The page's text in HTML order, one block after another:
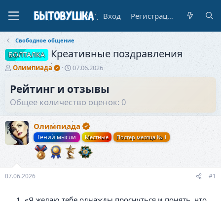
Вход Регистрация
Свободное общение
БОЛТАЛКА Креативные поздравления
А
т
р
е
м
ы
Олимпиада
Д
т
а
н
ч
а
л
а
07.06.2026
Рейтинг и отзывы
Общее количество оценок: 0
Олимпиада
Гений мысли Местные Постер месяца № 1
07.06.2026 #1